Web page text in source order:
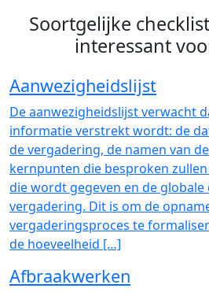
Soortgelijke
interessant
Aanwezigheidslijst
De aanwezigheidslijst verwacht
informatie verstrekt wordt: de
de vergadering, de namen van
kernpunten die besproken
die wordt gegeven en de globale
vergadering. Dit is om de
vergaderingsproces te
de hoeveelheid […]
Afbraakwerken